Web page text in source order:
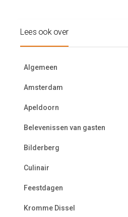
Lees ook over
Algemeen
Amsterdam
Apeldoorn
Belevenissen van gasten
Bilderberg
Culinair
Feestdagen
Kromme Dissel